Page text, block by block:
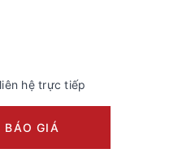
hệ trực tiếp
BÁO GIÁ